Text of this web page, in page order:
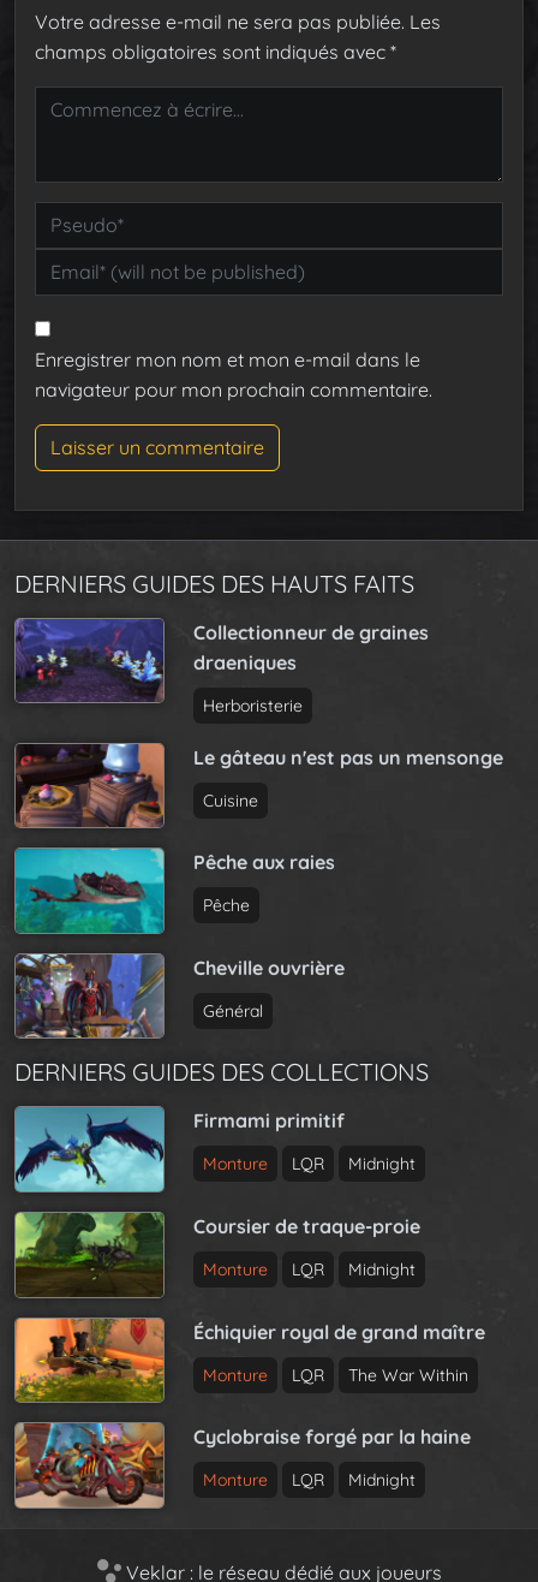
Votre adresse e-mail ne sera pas publiée. Les
champs obligatoires sont indiqués avec *
Enregistrer mon nom et mon e-mail dans le
navigateur pour mon prochain commentaire.
DERNIERS GUIDES DES HAUTS FAITS
Collectionneur de graines
draeniques
Herboristerie
Le gâteau n'est pas un mensonge
Cuisine
Pêche aux raies
Pêche
Cheville ouvrière
Général
DERNIERS GUIDES DES COLLECTIONS
Firmami primitif
Monture LQR Midnight
Coursier de traque-proie
Monture LQR Midnight
Échiquier royal de grand maître
Monture LQR The War Within
Cyclobraise forgé par la haine
Monture LQR Midnight
Veklar : le réseau dédié aux joueurs